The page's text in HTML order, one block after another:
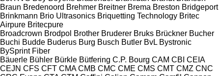
Braun Bredenoord Brehmer Breitner Brema Breston Bridgeport
Brinkmann Brio Ultrasonics Briquetting Technology Britec
Airpure Britecpure
Broadcrown Brodpol Brother Bruderer Bruks Brückner Bucher
Buchi Budde Buderus Burg Busch Butler BvL Bystronic
BySprint Fiber
Bäuerle Bühler Bürkle Bütfering C.P. Bourg CAM CBI CEIA
CEJN CFS CFT CMA CMB CMC CME CMS CMT CMZ CNC